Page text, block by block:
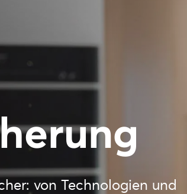
von Technologien und